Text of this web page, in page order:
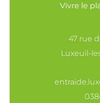
Vivre le
47 rue
Luxeuil-